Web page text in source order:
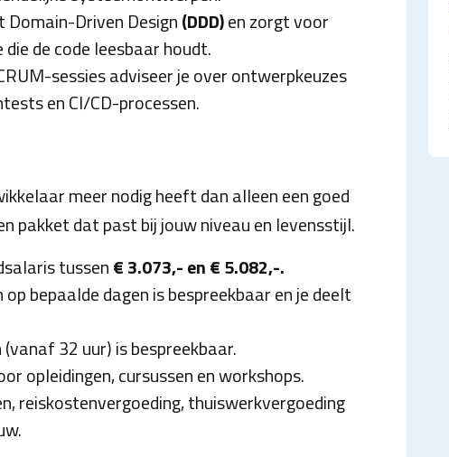
Domain-Driven Design(DDD)en zorgt voor
de code leesbaar houdt.
sessies adviseer je over ontwerpkeuzes
en CI/CD-processen.
meer nodig heeft dan alleen een goed
pakket dat past bij jouw niveau en levensstijl.
tussen€ 3.073,- en € 5.082,-.
op bepaalde dagen is bespreekbaar en je deelt
32 uur) is bespreekbaar.
opleidingen, cursussen en workshops.
reiskostenvergoeding, thuiswerkvergoeding